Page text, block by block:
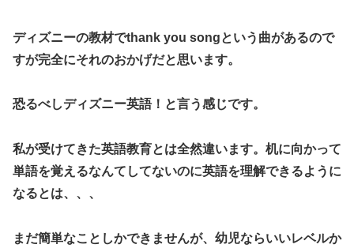
ディズニーの教材でthank you songという曲があるので
すが完全にそれのおかげだと思います。
恐るべしディズニー英語！ と言う感じです。
私が受けてきた英語教育とは全然違います。机に向かって
単語を覚えるなんてしてないのに英語を理解できるように
なるとは、、、
まだ簡単なことしかできませんが、幼児ならいいレベルか